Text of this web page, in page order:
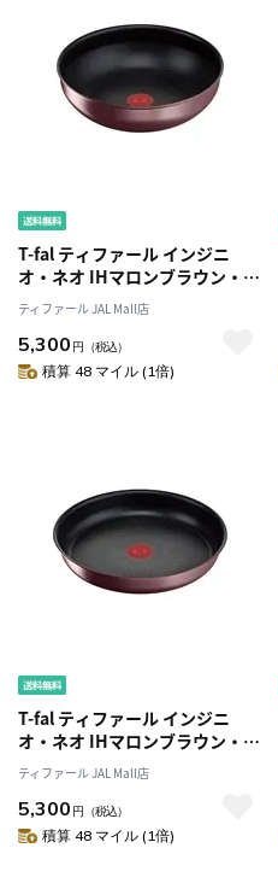
T-fal ティファール インジニ
オ・ネオ IHマロンブラウン・ア
ンリミテッド ウォックパン
26cm L38577 IH・ガス火対応
ティファール JAL Mall店
5,300 円 （税込）
積算 48 マイル (1倍)
T-fal ティファール インジニ
オ・ネオ IHマロンブラウン・ア
ンリミテッド フライパン 26cm
L38505 IH・ガス火対応
ティファール JAL Mall店
5,300 円 （税込）
積算 48 マイル (1倍)